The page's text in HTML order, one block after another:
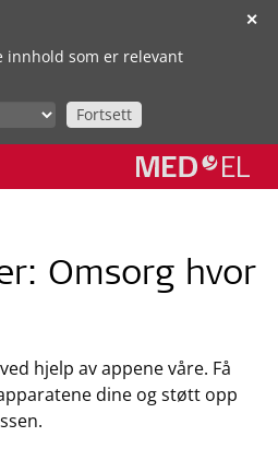
✕
innhold som er relevant
Fortsett
Omsorg hvor
hjelp av appene våre. Få
dine og støtt opp